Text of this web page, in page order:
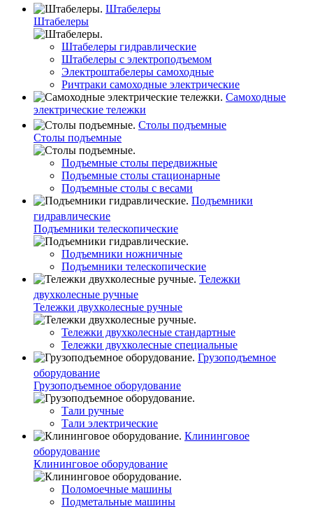
Штабелеры
Штабелеры
Штабелеры гидравлические
Штабелеры с электроподъемом
Электроштабелеры самоходные
Ричтраки самоходные электрические
Самоходные
электрические тележки
Столы подъемные
Столы подъемные
Подъемные столы передвижные
Подъемные столы стационарные
Подъемные столы с весами
Подъемники
гидравлические
Подъемники телескопические
Подъемники ножничные
Подъемники телескопические
Тележки
двухколесные ручные
Тележки двухколесные ручные
Тележки двухколесные стандартные
Тележки двухколесные специальные
Грузоподъемное
оборудование
Грузоподъемное оборудование
Тали ручные
Тали электрические
Клининговое
оборудование
Клининговое оборудование
Поломоечные машины
Подметальные машины